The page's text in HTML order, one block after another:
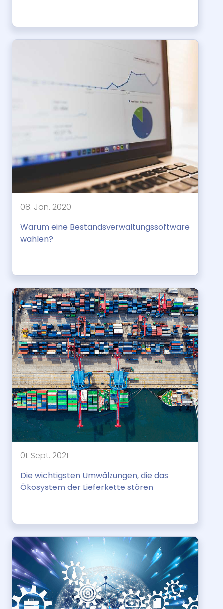
08. Jan. 2020
Warum eine Bestandsverwaltungssoftware
wählen?
01. Sept. 2021
Die wichtigsten Umwälzungen, die das
Ökosystem der Lieferkette stören